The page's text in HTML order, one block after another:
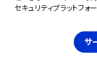
セキュリティプラットフォー
サ